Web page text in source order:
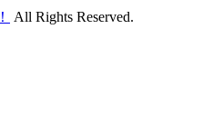
All Rights Reserved.